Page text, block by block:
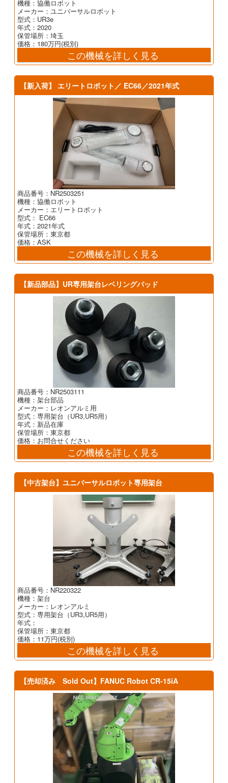
機種：協働ロボット
メーカー：ユニバーサルロボット
型式：UR3e
年式：2020
保管場所：埼玉
価格：180万円(税別)
この機械を詳しく見る
【新入荷】 エリートロボット／ EC66／2021年式
商品番号：NR2503251
機種：協働ロボット
メーカー：エリートロボット
型式： EC66
年式：2021年式
保管場所：東京都
価格：ASK
この機械を詳しく見る
【新品部品】UR専用架台レベリングパッド
商品番号：NR2503111
機種：架台部品
メーカー：レオンアルミ用
型式：専用架台（UR3,UR5用）
年式：新品在庫
保管場所：東京都
価格：お問合せください
この機械を詳しく見る
【中古架台】ユニバーサルロボット専用架台
商品番号：NR220322
機種：架台
メーカー：レオンアルミ
型式：専用架台（UR3,UR5用）
年式：
保管場所：東京都
価格：11万円(税別)
この機械を詳しく見る
【売却済み Sold Out】FANUC Robot CR-15iA